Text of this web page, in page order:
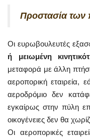
Προστασία των
Οι ευρωβουλευτές
ή μειωμένη
μεταφορά με άλλη
αεροπορική εταιρεία,
αεροδρόμιο δεν
εγκαίρως στην πύλη
οικογένειες δεν θα
Οι αεροπορικές